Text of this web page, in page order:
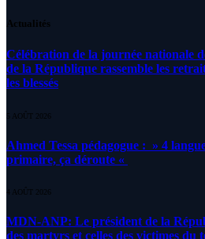
Actualités
Célébration de la journée nationale
de la République rassemble les
les blessés
5 AOÛT 2026
Ahmed Tessa pédagogue : » 4
primaire, ça déroute «
4 AOÛT 2026
MDN-ANP: Le président de la
des martyrs et celles des victimes du